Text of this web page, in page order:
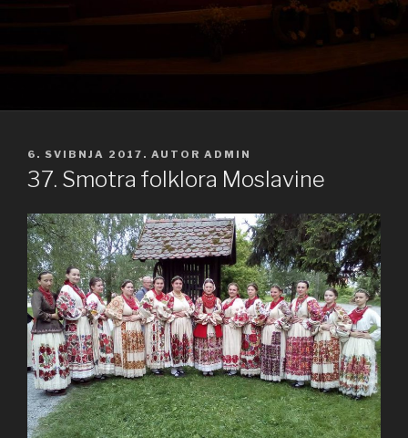
OBJAVLJENO
6. SVIBNJA 2017. AUTOR ADMIN
37. Smotra folklora Moslavine